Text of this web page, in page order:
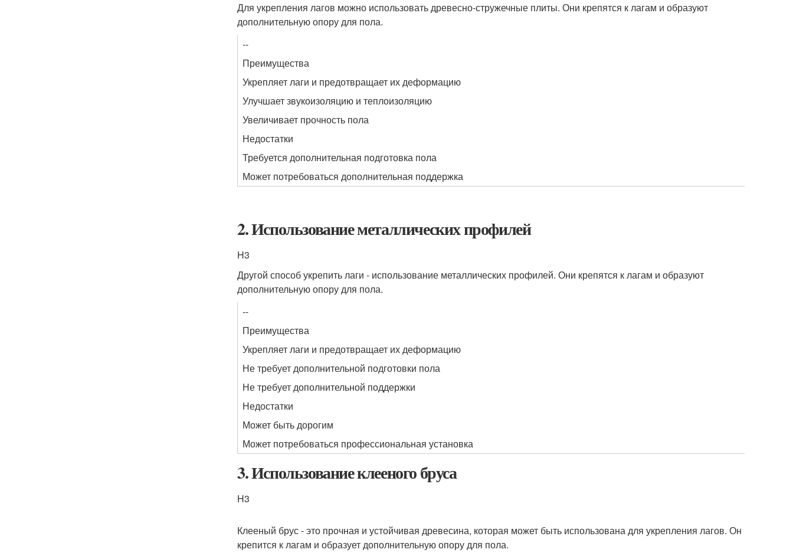
Для укрепления лагов можно использовать древесно-стружечные плиты. Они крепятся к лагам и образуют
дополнительную опору для пола.
--
Преимущества
Укрепляет лаги и предотвращает их деформацию
Улучшает звукоизоляцию и теплоизоляцию
Увеличивает прочность пола
Недостатки
Требуется дополнительная подготовка пола
Может потребоваться дополнительная поддержка
2. Использование металлических профилей
H3
Другой способ укрепить лаги - использование металлических профилей. Они крепятся к лагам и образуют
дополнительную опору для пола.
--
Преимущества
Укрепляет лаги и предотвращает их деформацию
Не требует дополнительной подготовки пола
Не требует дополнительной поддержки
Недостатки
Может быть дорогим
Может потребоваться профессиональная установка
3. Использование клееного бруса
H3
Клееный брус - это прочная и устойчивая древесина, которая может быть использована для укрепления лагов. Он
крепится к лагам и образует дополнительную опору для пола.